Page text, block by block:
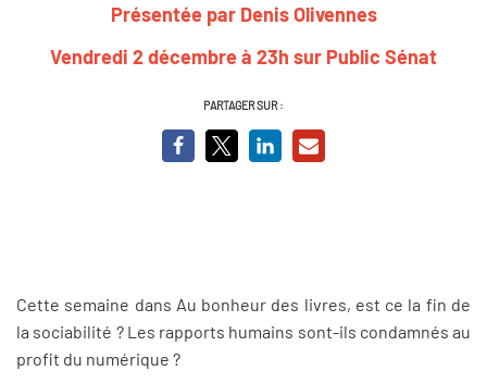
Présentée par Denis Olivennes
Vendredi 2 décembre à 23h sur Public Sénat
PARTAGER SUR :
Cette semaine dans Au bonheur des livres, est ce la fin de
la sociabilité ? Les rapports humains sont-ils condamnés au
profit du numérique ?